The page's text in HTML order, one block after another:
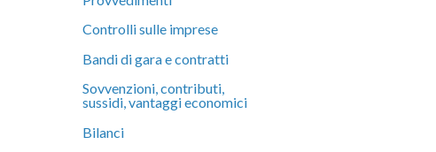
Controlli sulle imprese
Bandi di gara e contratti
Sovvenzioni, contributi,
sussidi, vantaggi economici
Bilanci